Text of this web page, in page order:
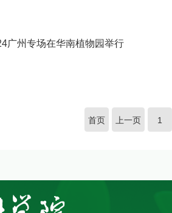
广州专场在华南植物园举行
首页 上一页 1